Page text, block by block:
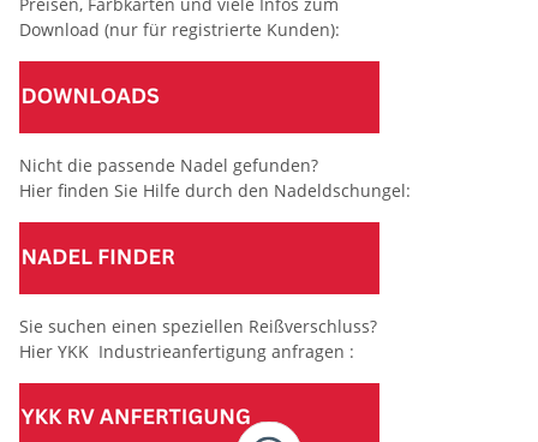
Download (nur für registrierte Kunden):
Nicht die passende Nadel gefunden?
Hier finden Sie Hilfe durch den Nadeldschungel:
Sie suchen einen speziellen Reißverschluss?
Hier YKK Industrieanfertigung anfragen :